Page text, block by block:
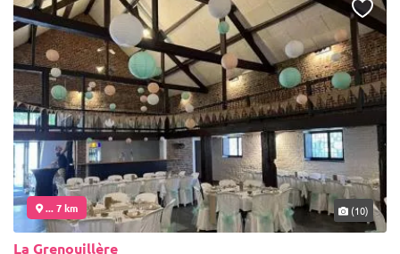
... 7 km (10)
La Grenouillère